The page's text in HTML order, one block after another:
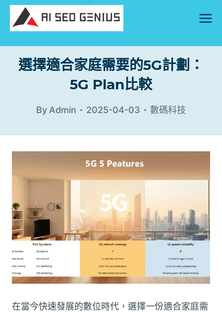
Skip
content
選擇適合家庭需要的5G計劃：
5G Plan比較
By Admin 2025-04-03 數碼科技
在當今快速發展的數位時代，選擇一份適合家庭需